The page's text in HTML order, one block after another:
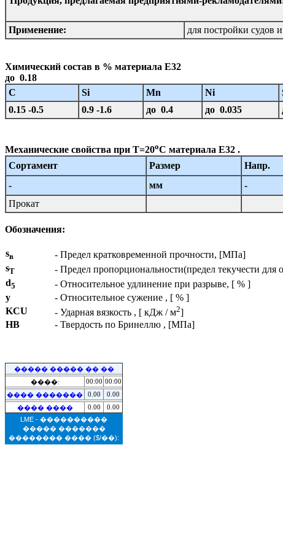
Применение: для постройки судов
Химический состав в % материала Е32
до 0.18
C
Si Mn Ni
0.15 -0.5
0.9 -1.6 до 0.4 до 0.035
Механические свойства при Т=20oС материала Е32 .
Сортамент
Размер Напр.
-
мм -
Прокат
Обозначения:
sв
- Предел кратковременной прочности, [МПа]
sT
- Предел пропорциональности(предел текучести
d5
- Относительное удлинение при разрыве, [ % ]
y
- Относительное сужение , [ % ]
KCU
- Ударная вязкость , [ кДж / м2]
HB
- Твердость по Бринеллю , [МПа]
����� ����� �� ��
����:
00:00 00:00
���� �������
0.00
0.00
���� ����
0.00
0.00
LME - ����������
����� �������
�������� ���� ($/��):